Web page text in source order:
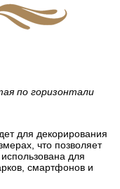
по горизонтали
для декорирования
что позволяет
для
смартфонов и